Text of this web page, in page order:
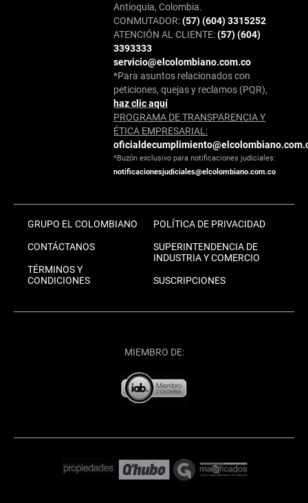
Antioquia, Colombia.
CONMUTADOR:(57) (604) 3315252
ATENCIÓN AL CLIENTE:(57) (604)
3393333
servicio@elcolombiano.com.co
*Para asuntos relacionados con
peticiones, quejas y reclamos (PQR),
haz clic aquí
PROGRAMA DE TRANSPARENCIA Y
ÉTICA EMPRESARIAL:
*Buzón exclusivo para notificaciones judiciales:
notificacionesjudiciales@elcolombiano.com.co
GRUPO EL COLOMBIANO
CONTÁCTANOS
TÉRMINOS Y
CONDICIONES
POLÍTICA DE PRIVACIDAD
SUPERINTENDENCIA DE
INDUSTRIA Y COMERCIO
SUSCRIPCIONES
MIEMBRO DE: